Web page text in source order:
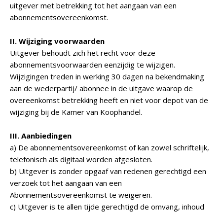
uitgever met betrekking tot het aangaan van een
abonnementsovereenkomst.
II. Wijziging voorwaarden
Uitgever behoudt zich het recht voor deze
abonnementsvoorwaarden eenzijdig te wijzigen.
Wijzigingen treden in werking 30 dagen na bekendmaking
aan de wederpartij/ abonnee in de uitgave waarop de
overeenkomst betrekking heeft en niet voor depot van de
wijziging bij de Kamer van Koophandel.
III. Aanbiedingen
a) De abonnementsovereenkomst of kan zowel schriftelijk,
telefonisch als digitaal worden afgesloten.
b) Uitgever is zonder opgaaf van redenen gerechtigd een
verzoek tot het aangaan van een
Abonnementsovereenkomst te weigeren.
c) Uitgever is te allen tijde gerechtigd de omvang, inhoud